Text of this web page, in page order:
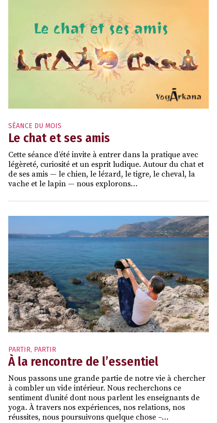
SÉANCE DU MOIS
Le chat et ses amis
Cette séance d’été invite à entrer dans la pratique avec
légèreté, curiosité et un esprit ludique. Autour du chat et
de ses amis — le chien, le lézard, le tigre, le cheval, la
vache et le lapin — nous explorons…
PARTIR, PARTIR
À la rencontre de l’essentiel
Nous passons une grande partie de notre vie à chercher
à combler un vide intérieur. Nous recherchons ce
sentiment d’unité dont nous parlent les enseignants de
yoga. À travers nos expériences, nos relations, nos
réussites, nous poursuivons quelque chose –…